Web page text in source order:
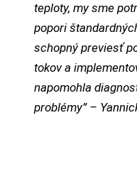
teploty, my sme
popori
schopný previesť
tokov a
napomohla
problémy” –